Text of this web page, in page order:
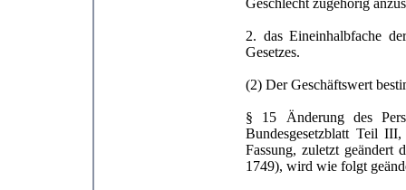
Geschlecht zugehörig
2. das Eineinhalbfache
Gesetzes.
(2) Der Geschäftswert
§ 15 Änderung des
Bundesgesetzblatt Teil
Fassung, zuletzt
1749), wird wie folgt